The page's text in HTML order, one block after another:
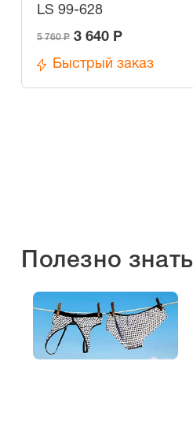
LS 99-628
5 760 Р 3 640 Р
Быстрый заказ
Полезно знать